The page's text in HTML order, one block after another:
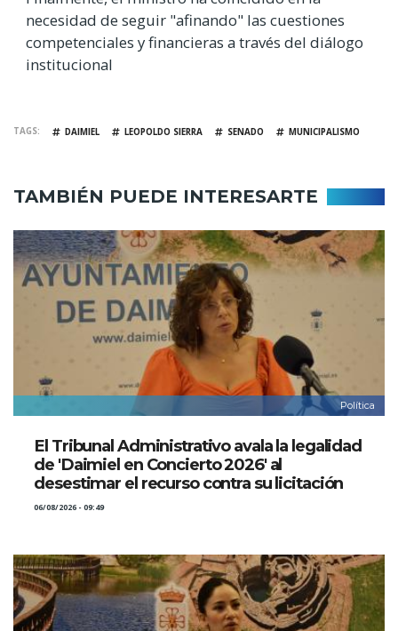
necesidad de seguir "afinando" las cuestiones
competenciales y financieras a través del diálogo
institucional
TAGS DAIMIEL LEOPOLDO SIERRA SENADO MUNICIPALISMO
TAMBIÉN PUEDE INTERESARTE
Política
El Tribunal Administrativo avala la legalidad
de 'Daimiel en Concierto 2026' al
desestimar el recurso contra su licitación
06/08/2026 - 09:49